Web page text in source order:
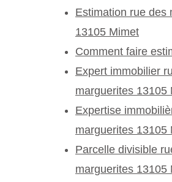
Estimation rue des
13105 Mimet
Comment faire
Expert immobilier
marguerites 13105
Expertise
marguerites 13105
Parcelle divisible
marguerites 13105